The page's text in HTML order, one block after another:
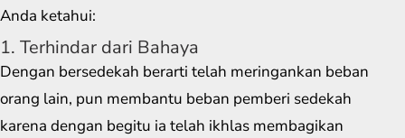
Anda ketahui:
1. Terhindar dari Bahaya
Dengan bersedekah berarti telah meringankan beban
orang lain, pun membantu beban pemberi sedekah
karena dengan begitu ia telah ikhlas membagikan